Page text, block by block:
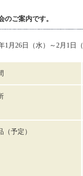
のご案内です。
1月26日（水）～2月1日
（予定）